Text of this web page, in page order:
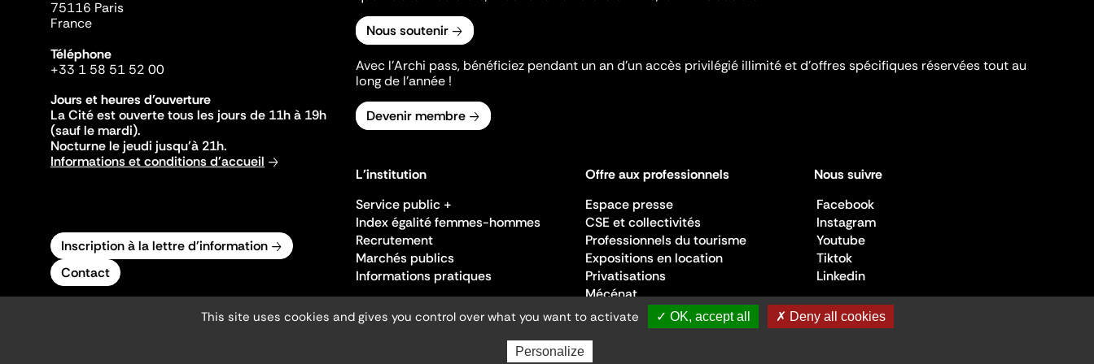
75116 Paris
France
Téléphone
+33 1 58 51 52 00
Jours et heures d'ouverture
La Cité est ouverte tous les jours de 11h à 19h
(sauf le mardi).
Nocturne le jeudi jusqu'à 21h.
Informations et conditions d'accueil
Inscription à la lettre d'information
Contact
Nous soutenir
Avec l’Archi pass, bénéficiez pendant un an d’un accès privilégié illimité et d’offres spécifiques réservées tout au
long de l’année !
Devenir membre
L'institution
Service public +
Index égalité femmes-hommes
Recrutement
Marchés publics
Informations pratiques
Offre aux professionnels
Espace presse
CSE et collectivités
Professionnels du tourisme
Expositions en location
Privatisations
Mécénat
Nous suivre
Facebook
Instagram
Youtube
Tiktok
Linkedin
This site uses cookies and gives you control over what you want to activate ✓ OK, accept all ✗ Deny all cookies
Personalize